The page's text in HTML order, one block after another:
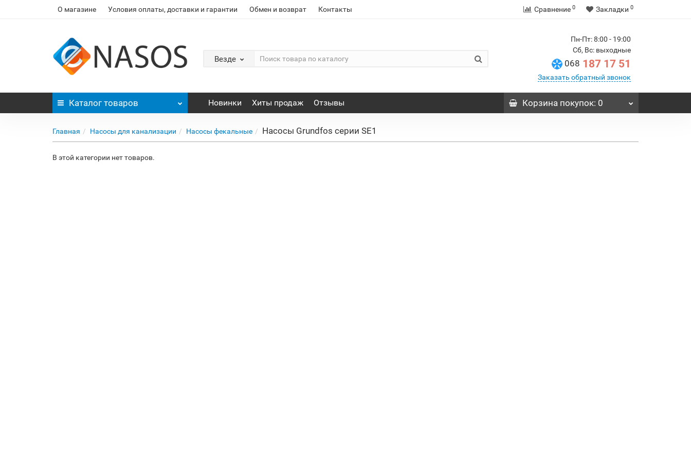
О магазине Условия оплаты, доставки и гарантии Обмен и возврат Контакты Сравнение 0 Закладки 0
Везде
Пн-Пт: 8:00 - 19:00
Сб, Вс: выходные
068 187 17 51
Заказать обратный звонок
Каталог товаров Новинки Хиты продаж Отзывы Корзинапокупок: 0
Главная Насосы для канализации Насосы фекальные Насосы Grundfos серии SE1
В этой категории нет товаров.